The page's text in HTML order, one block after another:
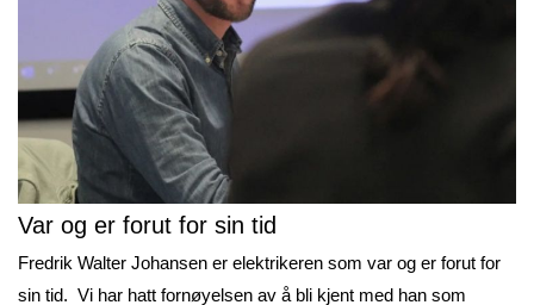
Var og er forut for sin tid
Fredrik Walter Johansen er elektrikeren som var og er forut for
sin tid. Vi har hatt fornøyelsen av å bli kjent med han som